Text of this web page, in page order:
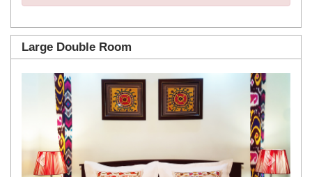
Large Double Room
Previous